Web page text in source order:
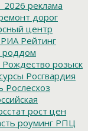
реклама
дорог
центр
РИА Рейтинг
роддом
Рождество розыск
Росгвардия
Рослесхоз
рост цен
роуминг РПЦ